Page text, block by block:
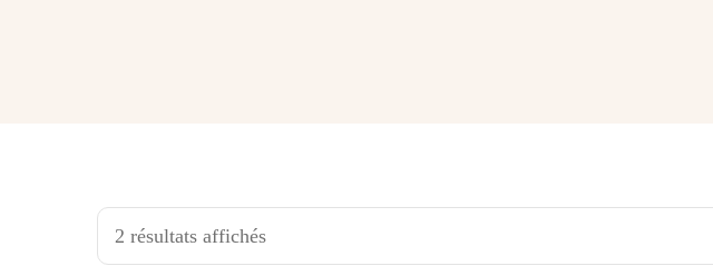
2 résultats affichés